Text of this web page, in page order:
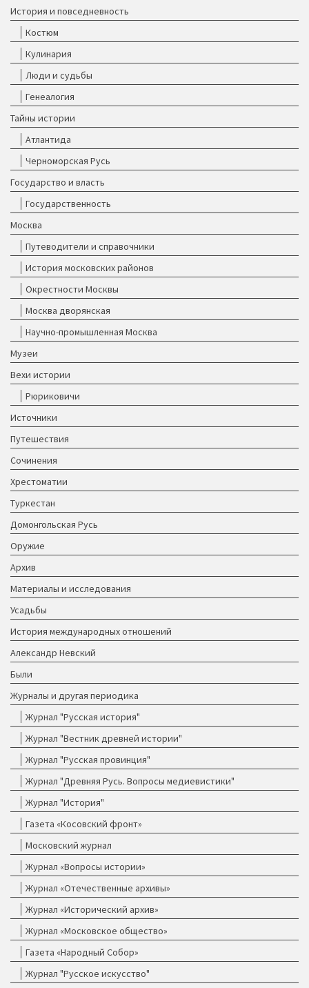
История и повседневность
Костюм
Кулинария
Люди и судьбы
Генеалогия
Тайны истории
Атлантида
Черноморская Русь
Государство и власть
Государственность
Москва
Путеводители и справочники
История московских районов
Окрестности Москвы
Москва дворянская
Научно-промышленная Москва
Музеи
Вехи истории
Рюриковичи
Источники
Путешествия
Сочинения
Хрестоматии
Туркестан
Домонгольская Русь
Оружие
Архив
Материалы и исследования
Усадьбы
История международных отношений
Александр Невский
Были
Журналы и другая периодика
Журнал "Русская история"
Журнал "Вестник древней истории"
Журнал "Русская провинция"
Журнал "Древняя Русь. Вопросы медиевистики"
Журнал "История"
Газета «Косовский фронт»
Московский журнал
Журнал «Вопросы истории»
Журнал «Отечественные архивы»
Журнал «Исторический архив»
Журнал «Московское общество»
Газета «Народный Собор»
Журнал "Русское искусство"